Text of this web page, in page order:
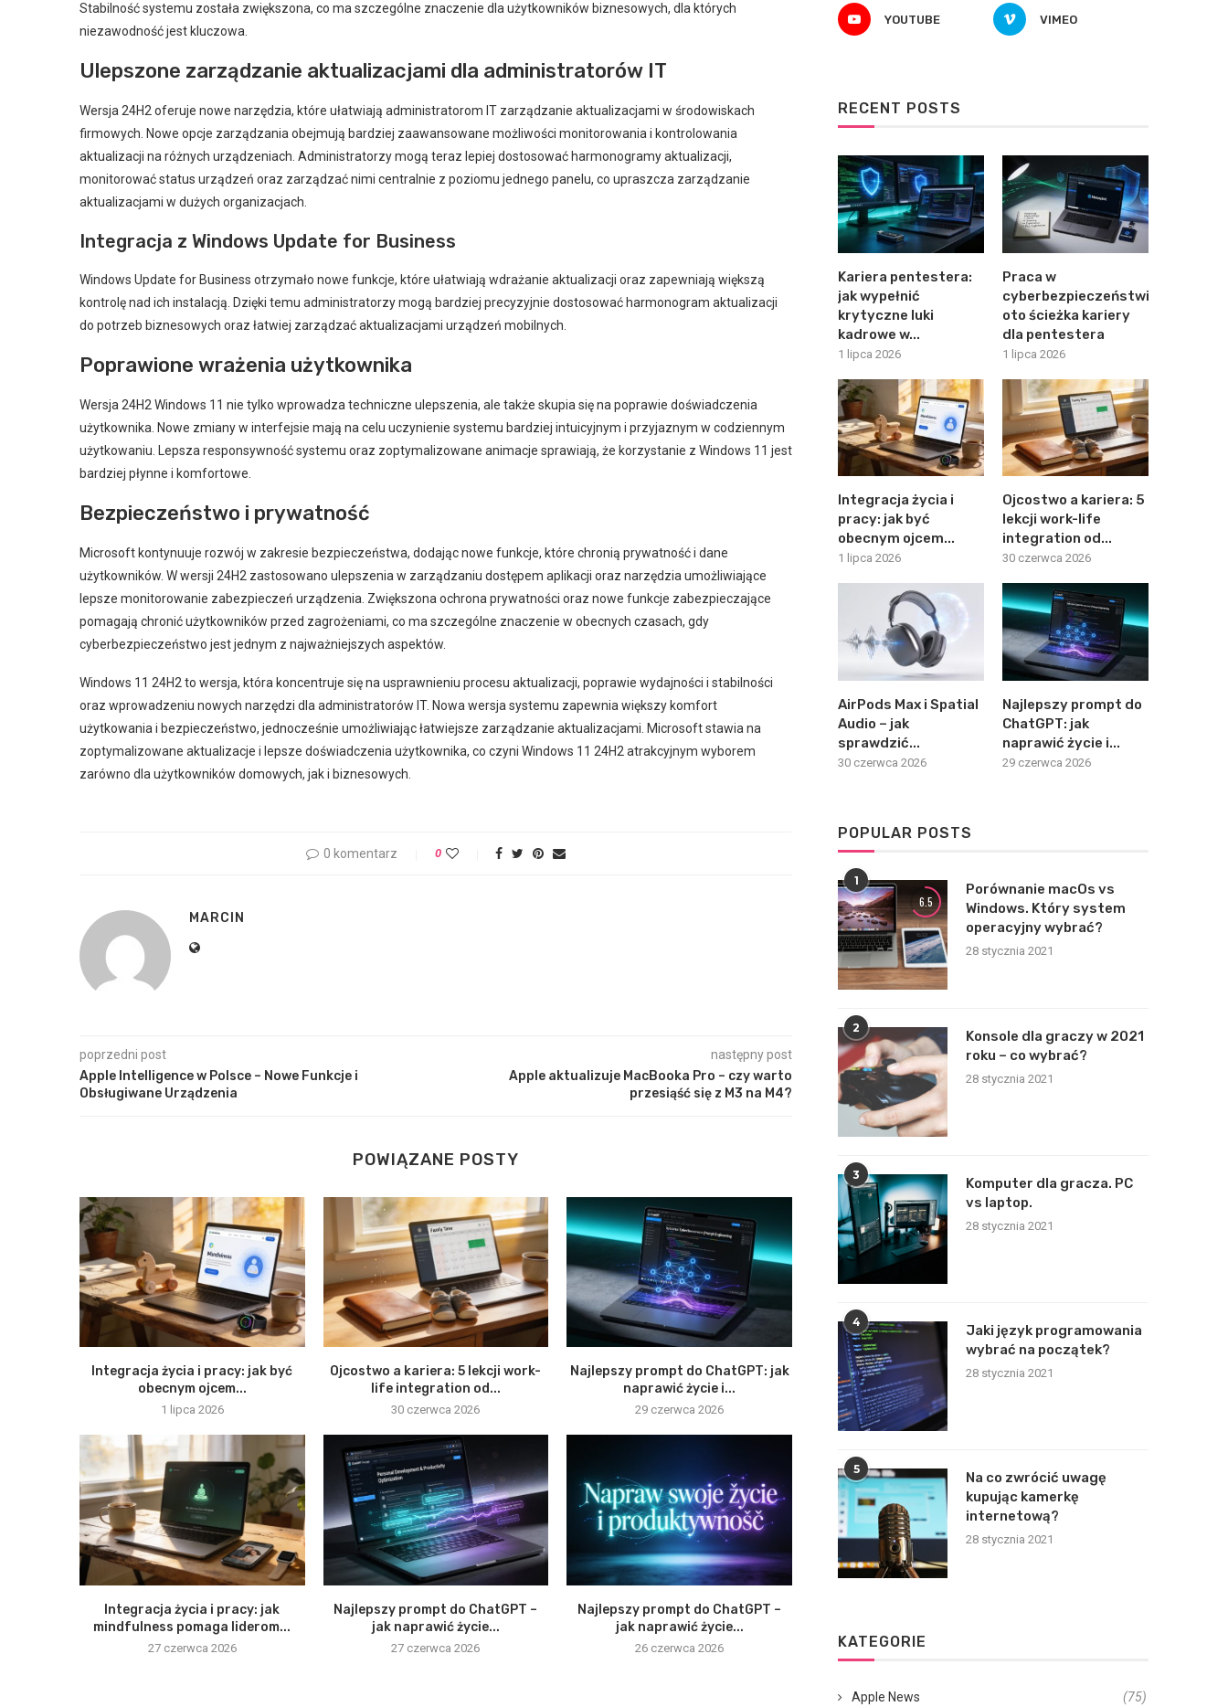
Stabilność systemu została zwiększona, co ma szczególne znaczenie dla użytkowników biznesowych, dla których
niezawodność jest kluczowa.
Ulepszone zarządzanie aktualizacjami dla administratorów IT
Wersja 24H2 oferuje nowe narzędzia, które ułatwiają administratorom IT zarządzanie aktualizacjami w środowiskach
firmowych. Nowe opcje zarządzania obejmują bardziej zaawansowane możliwości monitorowania i kontrolowania
aktualizacji na różnych urządzeniach. Administratorzy mogą teraz lepiej dostosować harmonogramy aktualizacji,
monitorować status urządzeń oraz zarządzać nimi centralnie z poziomu jednego panelu, co upraszcza zarządzanie
aktualizacjami w dużych organizacjach.
Integracja z Windows Update for Business
Windows Update for Business otrzymało nowe funkcje, które ułatwiają wdrażanie aktualizacji oraz zapewniają większą
kontrolę nad ich instalacją. Dzięki temu administratorzy mogą bardziej precyzyjnie dostosować harmonogram aktualizacji
do potrzeb biznesowych oraz łatwiej zarządzać aktualizacjami urządzeń mobilnych.
Poprawione wrażenia użytkownika
Wersja 24H2 Windows 11 nie tylko wprowadza techniczne ulepszenia, ale także skupia się na poprawie doświadczenia
użytkownika. Nowe zmiany w interfejsie mają na celu uczynienie systemu bardziej intuicyjnym i przyjaznym w codziennym
użytkowaniu. Lepsza responsywność systemu oraz zoptymalizowane animacje sprawiają, że korzystanie z Windows 11 jest
bardziej płynne i komfortowe.
Bezpieczeństwo i prywatność
Microsoft kontynuuje rozwój w zakresie bezpieczeństwa, dodając nowe funkcje, które chronią prywatność i dane
użytkowników. W wersji 24H2 zastosowano ulepszenia w zarządzaniu dostępem aplikacji oraz narzędzia umożliwiające
lepsze monitorowanie zabezpieczeń urządzenia. Zwiększona ochrona prywatności oraz nowe funkcje zabezpieczające
pomagają chronić użytkowników przed zagrożeniami, co ma szczególne znaczenie w obecnych czasach, gdy
cyberbezpieczeństwo jest jednym z najważniejszych aspektów.
Windows 11 24H2 to wersja, która koncentruje się na usprawnieniu procesu aktualizacji, poprawie wydajności i stabilności
oraz wprowadzeniu nowych narzędzi dla administratorów IT. Nowa wersja systemu zapewnia większy komfort
użytkowania i bezpieczeństwo, jednocześnie umożliwiając łatwiejsze zarządzanie aktualizacjami. Microsoft stawia na
zoptymalizowane aktualizacje i lepsze doświadczenia użytkownika, co czyni Windows 11 24H2 atrakcyjnym wyborem
zarówno dla użytkowników domowych, jak i biznesowych.
0 komentarz 0
MARCIN
poprzedni post
Apple Intelligence w Polsce – Nowe Funkcje i
Obsługiwane Urządzenia
następny post
Apple aktualizuje MacBooka Pro – czy warto
przesiąść się z M3 na M4?
POWIĄZANE POSTY
Integracja życia i pracy: jak być
obecnym ojcem...
1 lipca 2026
Ojcostwo a kariera: 5 lekcji work-
life integration od...
30 czerwca 2026
Najlepszy prompt do ChatGPT: jak
naprawić życie i...
29 czerwca 2026
Integracja życia i pracy: jak
mindfulness pomaga liderom...
27 czerwca 2026
Najlepszy prompt do ChatGPT –
jak naprawić życie...
27 czerwca 2026
Najlepszy prompt do ChatGPT –
jak naprawić życie...
26 czerwca 2026
YOUTUBE VIMEO
RECENT POSTS
Kariera pentestera:
jak wypełnić
krytyczne luki
kadrowe w...
1 lipca 2026
Praca w
cyberbezpieczeństwie:
oto ścieżka kariery
dla pentestera
1 lipca 2026
Integracja życia i
pracy: jak być
obecnym ojcem...
1 lipca 2026
Ojcostwo a kariera: 5
lekcji work-life
integration od...
30 czerwca 2026
AirPods Max i Spatial
Audio – jak
sprawdzić...
30 czerwca 2026
Najlepszy prompt do
ChatGPT: jak
naprawić życie i...
29 czerwca 2026
POPULAR POSTS
1
6.5
Porównanie macOs vs
Windows. Który system
operacyjny wybrać?
28 stycznia 2021
2
Konsole dla graczy w 2021
roku – co wybrać?
28 stycznia 2021
3
Komputer dla gracza. PC
vs laptop.
28 stycznia 2021
4
Jaki język programowania
wybrać na początek?
28 stycznia 2021
5
Na co zwrócić uwagę
kupując kamerkę
internetową?
28 stycznia 2021
KATEGORIE
Apple News (75)